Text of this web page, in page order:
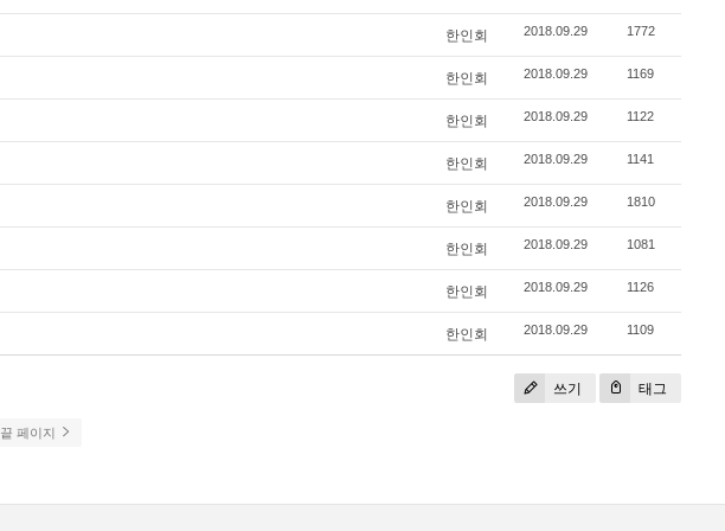
한인회 2018.09.29 1772
한인회 2018.09.29 1169
한인회 2018.09.29 1122
한인회 2018.09.29 1141
한인회 2018.09.29 1810
한인회 2018.09.29 1081
한인회 2018.09.29 1126
한인회 2018.09.29 1109
쓰기 태그
끝 페이지